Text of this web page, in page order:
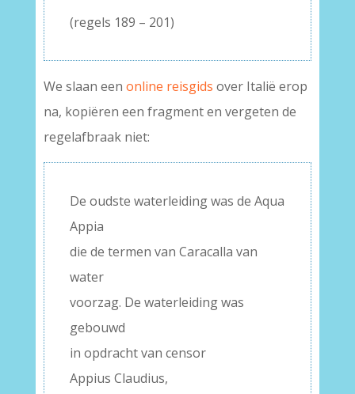
(regels 189 – 201)
We slaan een online reisgids over Italië erop
na, kopiëren een fragment en vergeten de
regelafbraak niet:
De oudste waterleiding was de Aqua
Appia
die de termen van Caracalla van
water
voorzag. De waterleiding was
gebouwd
in opdracht van censor
Appius Claudius,